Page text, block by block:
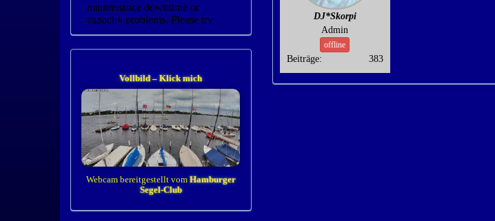
Vollbild – Klick mich
Webcam bereitgestellt vom Hamburger
Segel-Club
DJ*Skorpi
Admin
offline
Beiträge: 383